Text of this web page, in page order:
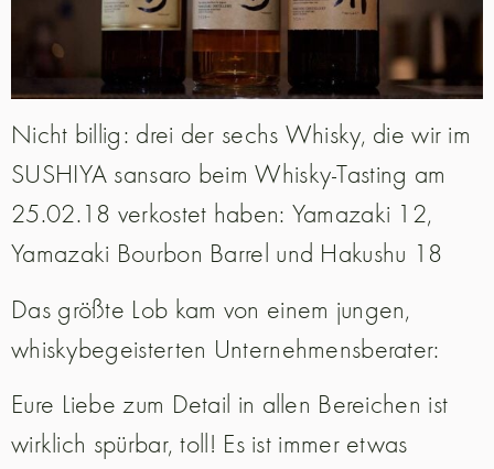
Nicht billig: drei der sechs Whisky, die wir im
SUSHIYA sansaro beim Whisky-Tasting am
25.02.18 verkostet haben: Yamazaki 12,
Yamazaki Bourbon Barrel und Hakushu 18
Das größte Lob kam von einem jungen,
whiskybegeisterten Unternehmensberater:
Eure Liebe zum Detail in allen Bereichen ist
wirklich spürbar, toll! Es ist immer etwas